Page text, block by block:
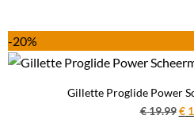
-20%
Gillette Proglide Power
€19.99 €